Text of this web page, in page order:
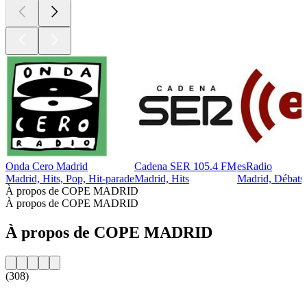
Onda Cero Madrid
Madrid, Hits, Pop, Hit-parade
Cadena SER 105.4 FM
Madrid, Hits
esRadio
Madrid, Débats
À propos de COPE MADRID
À propos de COPE MADRID
À propos de COPE MADRID
(308)